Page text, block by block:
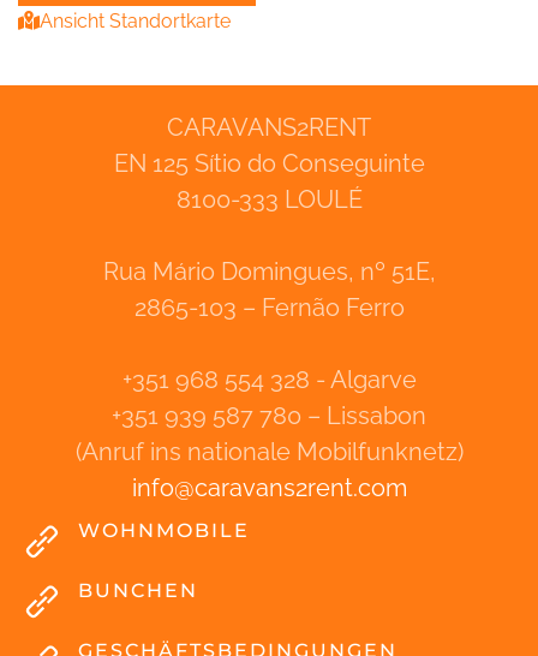
Ansicht Standortkarte
CARAVANS2RENT
EN 125 Sítio do Conseguinte
8100-333 LOULÉ
Rua Mário Domingues, nº 51E,
2865-103 – Fernão Ferro
+351 968 554 328 - Algarve
+351 939 587 780 – Lissabon
(Anruf ins nationale Mobilfunknetz)
info@caravans2rent.com
WOHNMOBILE
BUNCHEN
GESCHÄFTSBEDINGUNGEN